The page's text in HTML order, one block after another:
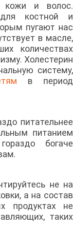
кожи и волос.
костной и
пугают нас
в масле,
количествах
Холестерин
систему,
в период
питательнее
питанием
богаче
не на
а на состав
продуктах не
таких